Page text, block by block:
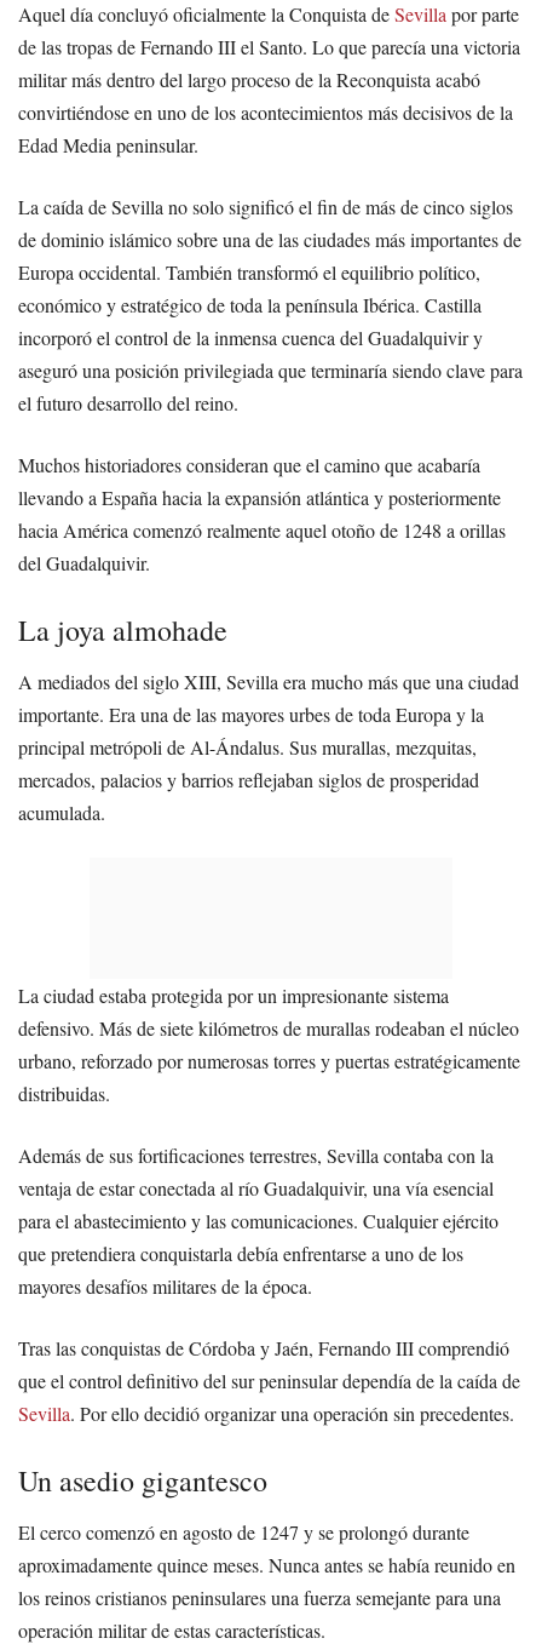
Aquel día concluyó oficialmente la Conquista deSevilla por parte
de las tropas de Fernando III el Santo. Lo que parecía una victoria
militar más dentro del largo proceso de la Reconquista acabó
convirtiéndose en uno de los acontecimientos más decisivos de la
Edad Media peninsular.
La caída de Sevilla no solo significó el fin de más de cinco siglos
de dominio islámico sobre una de las ciudades más importantes de
Europa occidental. También transformó el equilibrio político,
económico y estratégico de toda la península Ibérica. Castilla
incorporó el control de la inmensa cuenca del Guadalquivir y
aseguró una posición privilegiada que terminaría siendo clave para
el futuro desarrollo del reino.
Muchos historiadores consideran que el camino que acabaría
llevando a España hacia la expansión atlántica y posteriormente
hacia América comenzó realmente aquel otoño de 1248 a orillas
del Guadalquivir.
La joya almohade
A mediados del siglo XIII, Sevilla era mucho más que una ciudad
importante. Era una de las mayores urbes de toda Europa y la
principal metrópoli de Al-Ándalus. Sus murallas, mezquitas,
mercados, palacios y barrios reflejaban siglos de prosperidad
acumulada.
La ciudad estaba protegida por un impresionante sistema
defensivo. Más de siete kilómetros de murallas rodeaban el núcleo
urbano, reforzado por numerosas torres y puertas estratégicamente
distribuidas.
Además de sus fortificaciones terrestres, Sevilla contaba con la
ventaja de estar conectada al río Guadalquivir, una vía esencial
para el abastecimiento y las comunicaciones. Cualquier ejército
que pretendiera conquistarla debía enfrentarse a uno de los
mayores desafíos militares de la época.
Tras las conquistas de Córdoba y Jaén, Fernando III comprendió
que el control definitivo del sur peninsular dependía de la caída de
Sevilla. Por ello decidió organizar una operación sin precedentes.
Un asedio gigantesco
El cerco comenzó en agosto de 1247 y se prolongó durante
aproximadamente quince meses. Nunca antes se había reunido en
los reinos cristianos peninsulares una fuerza semejante para una
operación militar de estas características.